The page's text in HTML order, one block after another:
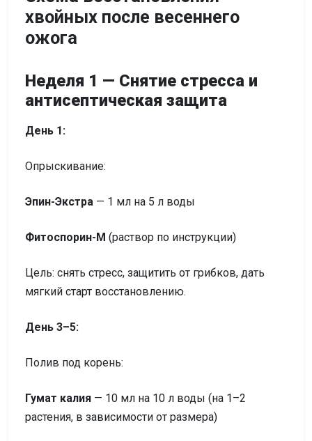
хвойных после весеннего
ожога
Неделя 1 — Снятие стресса и
антисептическая защита
День 1:
Опрыскивание:
Эпин-Экстра — 1 мл на 5 л воды
Фитоспорин-М (раствор по инструкции)
Цель: снять стресс, защитить от грибков, дать
мягкий старт восстановлению.
День 3–5:
Полив под корень:
Гумат калия — 10 мл на 10 л воды (на 1–2
растения, в зависимости от размера)